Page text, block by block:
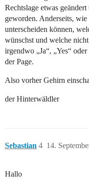
Rechtslage etwas
geworden. Anderseits,
unterscheiden können,
wünschst und welche
irgendwo „Ja“, „Yes“
der Page.
Also vorher Gehirn
der Hinterwäldler
Sebastian 14.
4
Hallo